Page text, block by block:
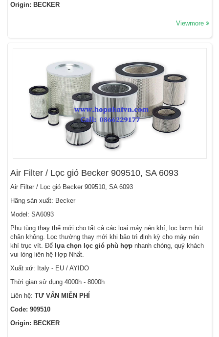
Origin: BECKER
Viewmore
Air Filter / Lọc gió Becker 909510, SA 6093
Air Filter / Lọc gió Becker 909510, SA 6093
Hãng sản xuất: Becker
Model: SA6093
Phụ tùng thay thế mới cho tất cả các loại máy nén khí, lọc bơm hút
chân không. Lọc thường thay mới khi bảo trì định kỳ cho máy nén
khí trục vít. Để lựa chọn lọc gió phù hợp nhanh chóng, quý khách
vui lòng liên hệ Hợp Nhất.
Xuất xứ: Italy - EU / AYIDO
Thời gian sử dụng 4000h - 8000h
Liên hệ: TƯ VẤN MIỄN PHÍ
Code: 909510
Origin: BECKER